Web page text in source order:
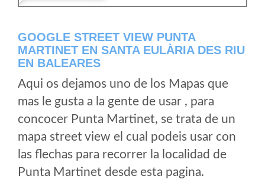
GOOGLE STREET VIEW PUNTA
MARTINET EN SANTA EULÀRIA DES RIU
EN BALEARES
Aqui os dejamos uno de los Mapas que
mas le gusta a la gente de usar , para
concocer Punta Martinet, se trata de un
mapa street view el cual podeis usar con
las flechas para recorrer la localidad de
Punta Martinet desde esta pagina.